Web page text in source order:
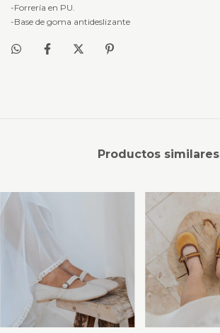
-Forrería en PU.
-Base de goma antideslizante
Productos similares